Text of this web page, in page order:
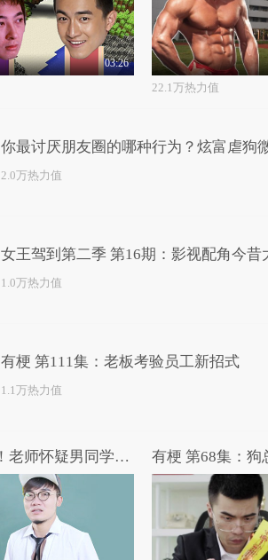
03:26
22.1万热力值
你最讨厌朋友圈的哪种行为？炫富虐狗
2.0万热力值
女王驾到第二季 第16期：影视配角今昔
1.0万热力值
有梗 第111集：老板考验员工新招式
1.1万热力值
节操补习班：最污的误会！老师怀疑男同学课堂打飞机当场被吓哭 有梗 第68集：狗